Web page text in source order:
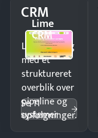
CRM
Lime
CRM
Luk flere salg
med et
struktureret
overblik over
pipeline og
opfølgninger.
Se 11
systemer